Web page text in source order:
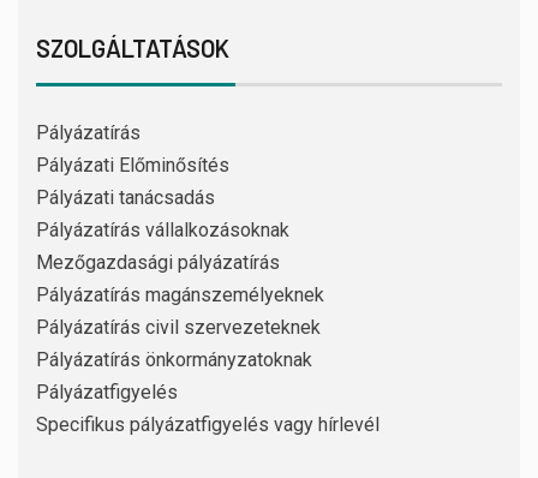
SZOLGÁLTATÁSOK
Pályázatírás
Pályázati Előminősítés
Pályázati tanácsadás
Pályázatírás vállalkozásoknak
Mezőgazdasági pályázatírás
Pályázatírás magánszemélyeknek
Pályázatírás civil szervezeteknek
Pályázatírás önkormányzatoknak
Pályázatfigyelés
Specifikus pályázatfigyelés vagy hírlevél